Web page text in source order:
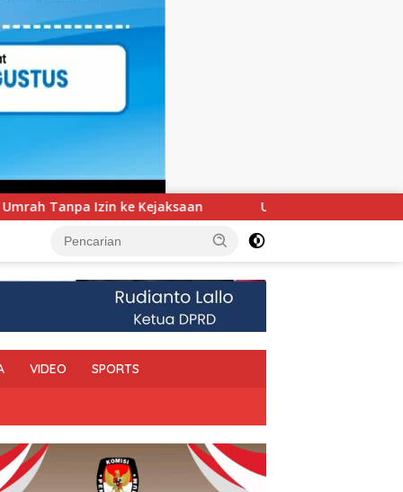
UNIMEN Tambah Delapan Program Studi Baru, Bidik
VIDEO SPORTS